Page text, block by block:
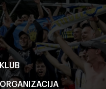
KLUB
ORGANIZACIJA